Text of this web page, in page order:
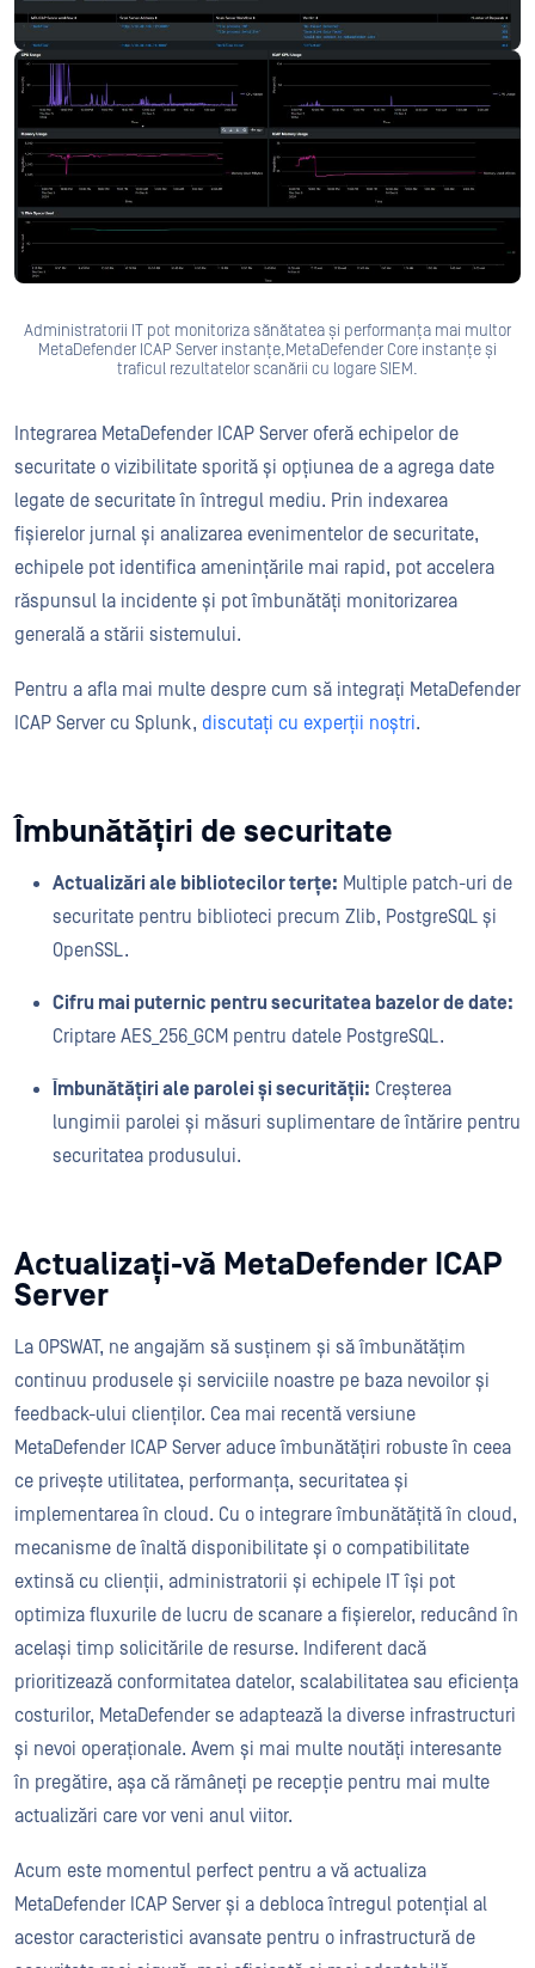
Administratorii IT pot monitoriza sănătatea și performanța mai multor
MetaDefender ICAP Server instanțe,MetaDefender Core instanțe și
traficul rezultatelor scanării cu logare SIEM.
Integrarea MetaDefender ICAP Server oferă echipelor de
securitate o vizibilitate sporită și opțiunea de a agrega date
legate de securitate în întregul mediu. Prin indexarea
fișierelor jurnal și analizarea evenimentelor de securitate,
echipele pot identifica amenințările mai rapid, pot accelera
răspunsul la incidente și pot îmbunătăți monitorizarea
generală a stării sistemului.
Pentru a afla mai multe despre cum să integrați MetaDefender
ICAP Server cu Splunk, discutați cu experții noștri.
Îmbunătățiri de securitate
Actualizări ale bibliotecilor terțe: Multiple patch-uri de
securitate pentru biblioteci precum Zlib, PostgreSQL și
OpenSSL.
Cifru mai puternic pentru securitatea bazelor de date:
Criptare AES_256_GCM pentru datele PostgreSQL.
Îmbunătățiri ale parolei și securității: Creșterea
lungimii parolei și măsuri suplimentare de întărire pentru
securitatea produsului.
Actualizați-vă MetaDefender ICAP
Server
La OPSWAT, ne angajăm să susținem și să îmbunătățim
continuu produsele și serviciile noastre pe baza nevoilor și
feedback-ului clienților. Cea mai recentă versiune
MetaDefender ICAP Server aduce îmbunătățiri robuste în ceea
ce privește utilitatea, performanța, securitatea și
implementarea în cloud. Cu o integrare îmbunătățită în cloud,
mecanisme de înaltă disponibilitate și o compatibilitate
extinsă cu clienții, administratorii și echipele IT își pot
optimiza fluxurile de lucru de scanare a fișierelor, reducând în
același timp solicitările de resurse. Indiferent dacă
prioritizează conformitatea datelor, scalabilitatea sau eficiența
costurilor, MetaDefender se adaptează la diverse infrastructuri
și nevoi operaționale. Avem și mai multe noutăți interesante
în pregătire, așa că rămâneți pe recepție pentru mai multe
actualizări care vor veni anul viitor.
Acum este momentul perfect pentru a vă actualiza
MetaDefender ICAP Server și a debloca întregul potențial al
acestor caracteristici avansate pentru o infrastructură de